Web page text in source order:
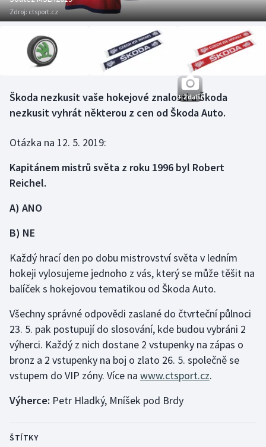
Baseball a softbal
Basketbal
Biatlon
Boby a skeleton
Dostihy
Florbal
Futsal
Golf
Gymnastika
Házená
Jezdectví
Judo
Krasobruslení
Lezení
Soutěže
Historické návraty
Aplikace ČT sport
AZ kvíz
Zdroj:ctsport.cz
+ 2 další
Škoda nezkusit vaše hokejové znalosti a Škoda
nezkusit vyhrát některou z cen od Škoda Auto.
Otázka na 12. 5. 2019:
Kapitánem mistrů světa z roku 1996 byl Robert
Reichel.
A) ANO
B) NE
Každý hrací den po dobu mistrovství světa v ledním
hokeji vylosujeme jednoho z vás, který se může těšit na
balíček s hokejovou tematikou od Škoda Auto.
Všechny správné odpovědi zaslané do čtvrteční půlnoci
23. 5. pak postupují do slosování, kde budou vybráni 2
výherci. Každý z nich dostane 2 vstupenky na zápas o
bronz a 2 vstupenky na boj o zlato 26. 5. společně se
vstupem do VIP zóny. Více na www.ctsport.cz.
Výherce: Petr Hladký, Mníšek pod Brdy
ŠTÍTKY